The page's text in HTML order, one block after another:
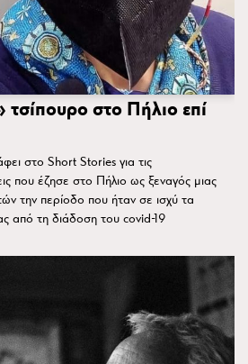
στο Πήλιο επί
στο Short Stories για τις
που έζησε στο Πήλιο ως ξεναγός μιας
την περίοδο που ήταν σε ισχύ τα
από τη διάδοση του covid-19